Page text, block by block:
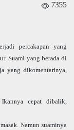
7355
percakapan yang
Suami yang berada di
yang dikomentarinya,
cepat dibalik,
Namun suaminya